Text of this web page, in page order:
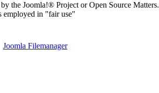
the Joomla!® Project or Open Source Matters.
employed in "fair use"
Joomla Filemanager